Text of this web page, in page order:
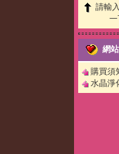
請輸
網
購買須
水晶淨